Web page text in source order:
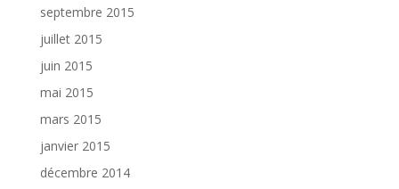
septembre 2015
juillet 2015
juin 2015
mai 2015
mars 2015
janvier 2015
décembre 2014